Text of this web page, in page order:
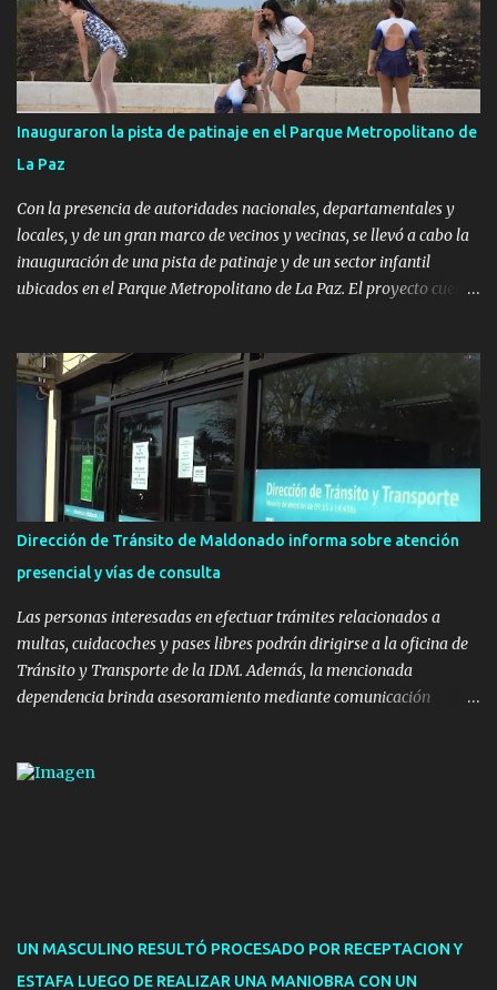
Inauguraron la pista de patinaje en el Parque Metropolitano de
La Paz
Con la presencia de autoridades nacionales, departamentales y
locales, y de un gran marco de vecinos y vecinas, se llevó a cabo la
inauguración de una pista de patinaje y de un sector infantil
ubicados en el Parque Metropolitano de La Paz. El proyecto cuenta
Pública de OPP, así como aportes del Gobierno de Canelones y del
Ministerio de Transporte y Obras Públicas. La nueva
infraestructura deportiva consiste en una plataforma de 35 m por
20 m con banco de hormigón sobre sus laterales. Su destino será
polifuncional, permitiendo la práctica de patín, hockey, gimnasia y
la realización de eventos culturales. Próximo a la pista, se
instalaron juegos infantiles y equipamiento urbano (bancos de
nuevos pavimentos e iluminación. La totalidad de estas obras
implicaron una inversión estimada ...
Dirección de Tránsito de Maldonado informa sobre atención
presencial y vías de consulta
Las personas interesadas en efectuar trámites relacionados a
multas, cuidacoches y pases libres podrán dirigirse a la oficina de
Tránsito y Transporte de la IDM. Además, la mencionada
dependencia brinda asesoramiento mediante comunicación
presencial comprende los siguientes trámites: Multas: devolución
1921(interno 1456). Cuidacoches: consultas a
UN MASCULINO RESULTÓ PROCESADO POR RECEPTACION Y
ESTAFA LUEGO DE REALIZAR UNA MANIOBRA CON UN